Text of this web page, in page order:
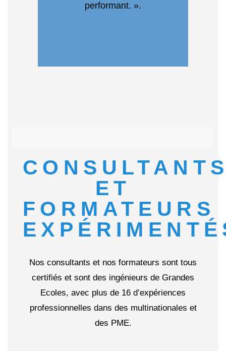
performant. ».
ET
FORMATEURS
Nos consultants et nos formateurs sont tous
certifiés et sont des ingénieurs de Grandes
Ecoles, avec plus de 16 d’expériences
professionnelles dans des multinationales et
des PME.